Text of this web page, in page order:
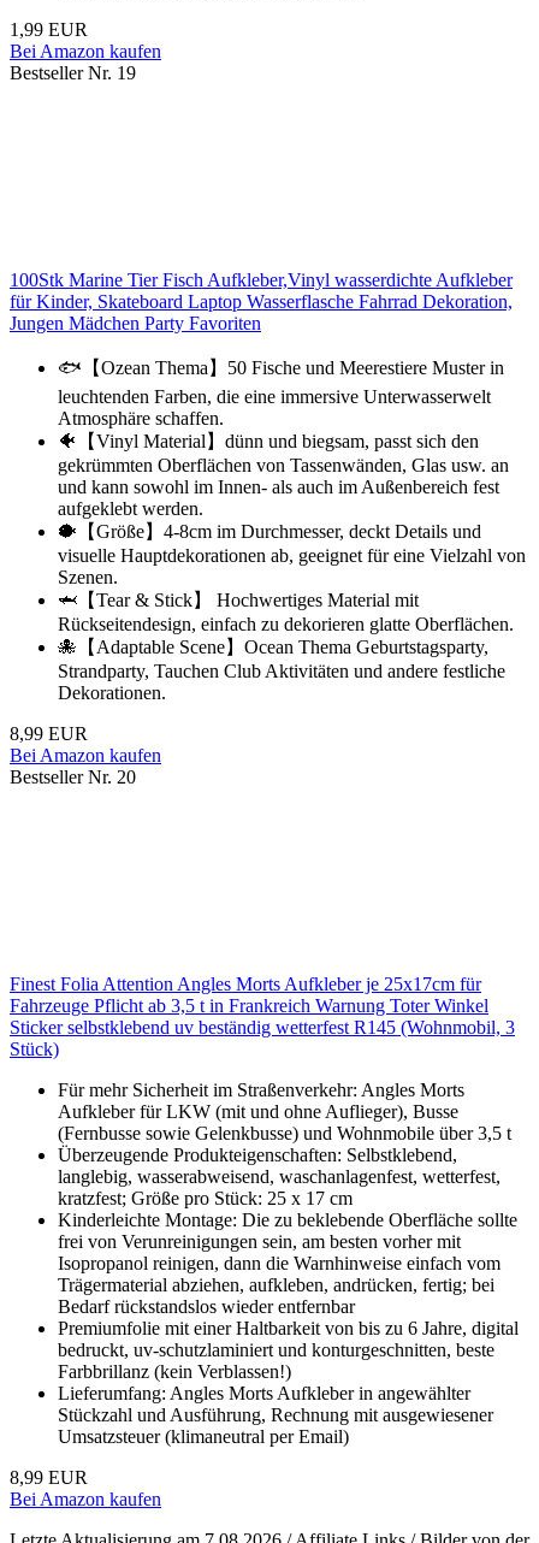
1,99 EUR
Bei Amazon kaufen
Bestseller Nr. 19
100Stk Marine Tier Fisch Aufkleber,Vinyl wasserdichte Aufkleber
für Kinder, Skateboard Laptop Wasserflasche Fahrrad Dekoration,
Jungen Mädchen Party Favoriten
🐟【Ozean Thema】50 Fische und Meerestiere Muster in
leuchtenden Farben, die eine immersive Unterwasserwelt
Atmosphäre schaffen.
🐠【Vinyl Material】dünn und biegsam, passt sich den
gekrümmten Oberflächen von Tassenwänden, Glas usw. an
und kann sowohl im Innen- als auch im Außenbereich fest
aufgeklebt werden.
🐡【Größe】4-8cm im Durchmesser, deckt Details und
visuelle Hauptdekorationen ab, geeignet für eine Vielzahl von
Szenen.
🦈【Tear & Stick】 Hochwertiges Material mit
Rückseitendesign, einfach zu dekorieren glatte Oberflächen.
🐙【Adaptable Scene】Ocean Thema Geburtstagsparty,
Strandparty, Tauchen Club Aktivitäten und andere festliche
Dekorationen.
8,99 EUR
Bei Amazon kaufen
Bestseller Nr. 20
Finest Folia Attention Angles Morts Aufkleber je 25x17cm für
Fahrzeuge Pflicht ab 3,5 t in Frankreich Warnung Toter Winkel
Sticker selbstklebend uv beständig wetterfest R145 (Wohnmobil, 3
Stück)
Für mehr Sicherheit im Straßenverkehr: Angles Morts
Aufkleber für LKW (mit und ohne Auflieger), Busse
(Fernbusse sowie Gelenkbusse) und Wohnmobile über 3,5 t
Überzeugende Produkteigenschaften: Selbstklebend,
langlebig, wasserabweisend, waschanlagenfest, wetterfest,
kratzfest; Größe pro Stück: 25 x 17 cm
Kinderleichte Montage: Die zu beklebende Oberfläche sollte
frei von Verunreinigungen sein, am besten vorher mit
Isopropanol reinigen, dann die Warnhinweise einfach vom
Trägermaterial abziehen, aufkleben, andrücken, fertig; bei
Bedarf rückstandslos wieder entfernbar
Premiumfolie mit einer Haltbarkeit von bis zu 6 Jahre, digital
bedruckt, uv-schutzlaminiert und konturgeschnitten, beste
Farbbrillanz (kein Verblassen!)
Lieferumfang: Angles Morts Aufkleber in angewählter
Stückzahl und Ausführung, Rechnung mit ausgewiesener
Umsatzsteuer (klimaneutral per Email)
8,99 EUR
Bei Amazon kaufen